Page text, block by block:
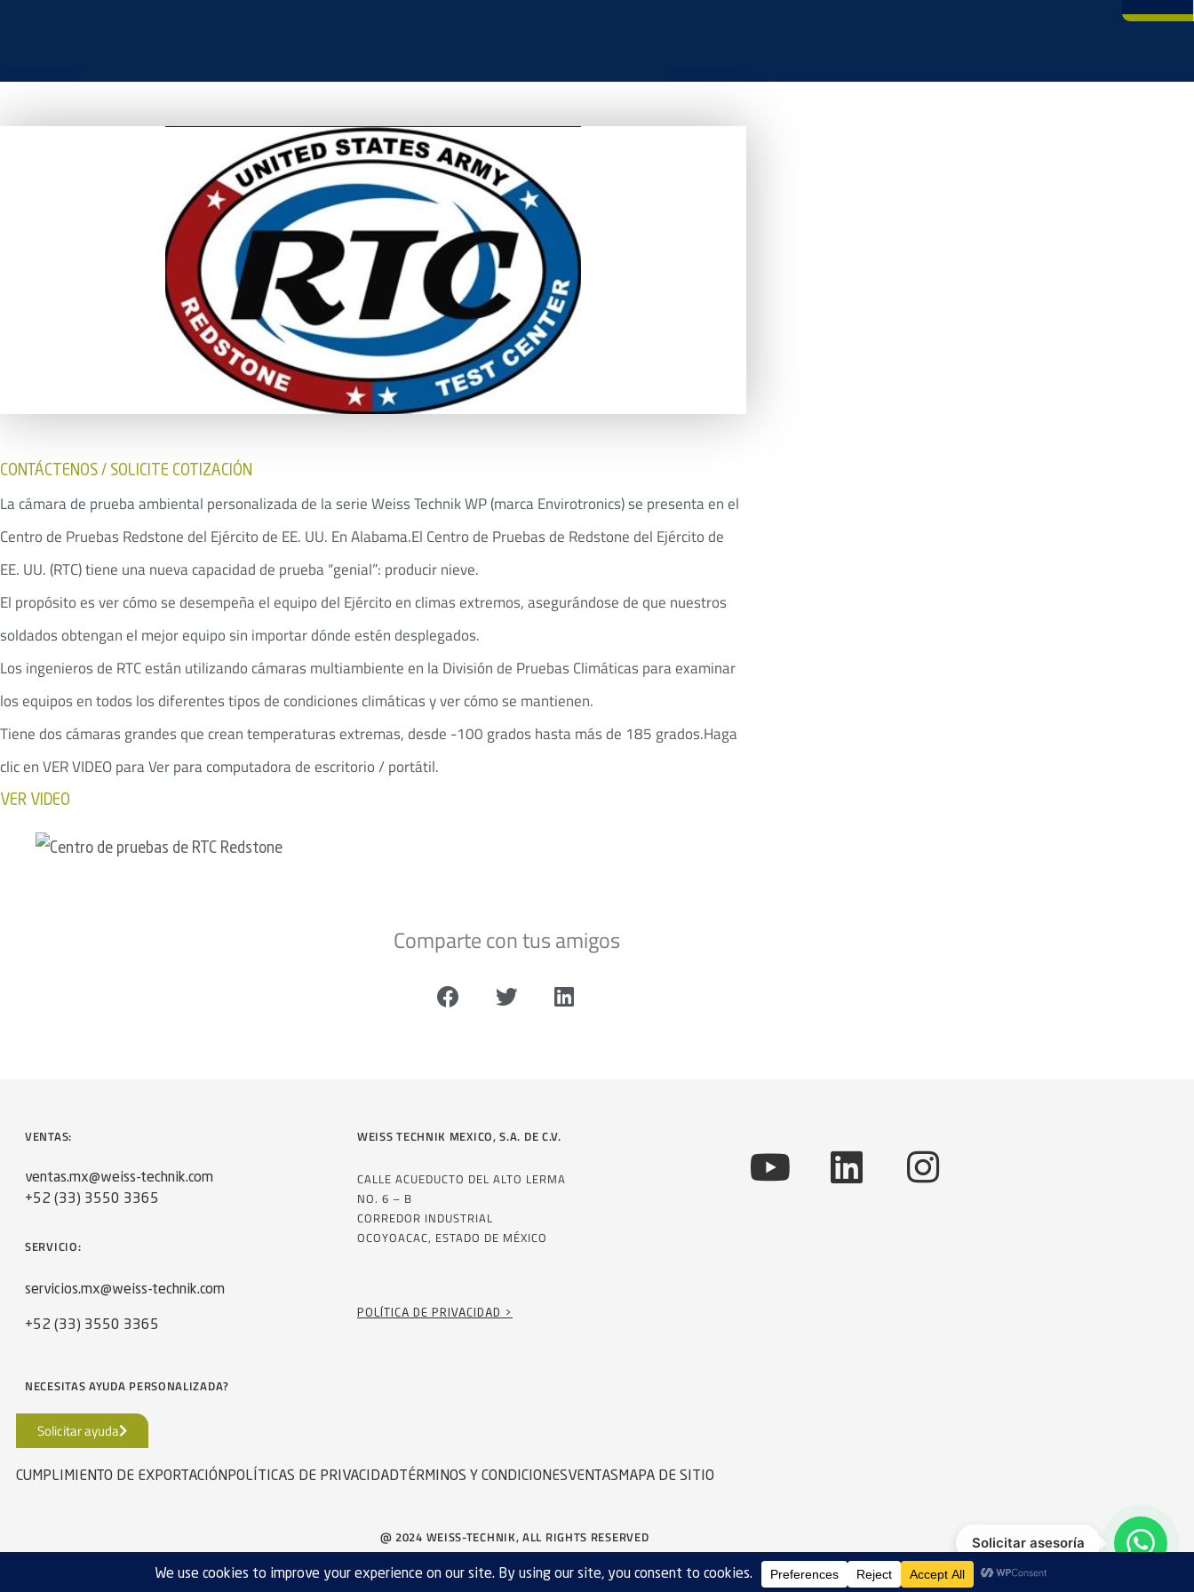
Solicitar asesoría
CONTÁCTENOS / SOLICITE COTIZACIÓN
La cámara de prueba ambiental personalizada de la serie Weiss Technik WP (marca Envirotronics) se presenta en el
Centro de Pruebas Redstone del Ejército de EE. UU. En Alabama.El Centro de Pruebas de Redstone del Ejército de
EE. UU. (RTC) tiene una nueva capacidad de prueba “genial”: producir nieve.
El propósito es ver cómo se desempeña el equipo del Ejército en climas extremos, asegurándose de que nuestros
soldados obtengan el mejor equipo sin importar dónde estén desplegados.
Los ingenieros de RTC están utilizando cámaras multiambiente en la División de Pruebas Climáticas para examinar
los equipos en todos los diferentes tipos de condiciones climáticas y ver cómo se mantienen.
Tiene dos cámaras grandes que crean temperaturas extremas, desde -100 grados hasta más de 185 grados.Haga
clic en VER VIDEO para Ver para computadora de escritorio / portátil.
VER VIDEO
Comparte con tus amigos
VENTAS:
ventas.mx@weiss-technik.com
+52 (33) 3550 3365
SERVICIO:
servicios.mx@weiss-technik.com
+52 (33) 3550 3365
NECESITAS AYUDA PERSONALIZADA?
WEISS TECHNIK MEXICO, S.A. DE C.V.
CALLE ACUEDUCTO DEL ALTO LERMA
NO. 6 – B
CORREDOR INDUSTRIAL
OCOYOACAC, ESTADO DE MÉXICO
POLÍTICA DE PRIVACIDAD >
Solicitar ayuda
CUMPLIMIENTO DE EXPORTACIÓN POLÍTICAS DE PRIVACIDADTÉRMINOS Y CONDICIONESVENTAS MAPA DE SITIO
@ 2024 WEISS-TECHNIK, ALL RIGHTS RESERVED